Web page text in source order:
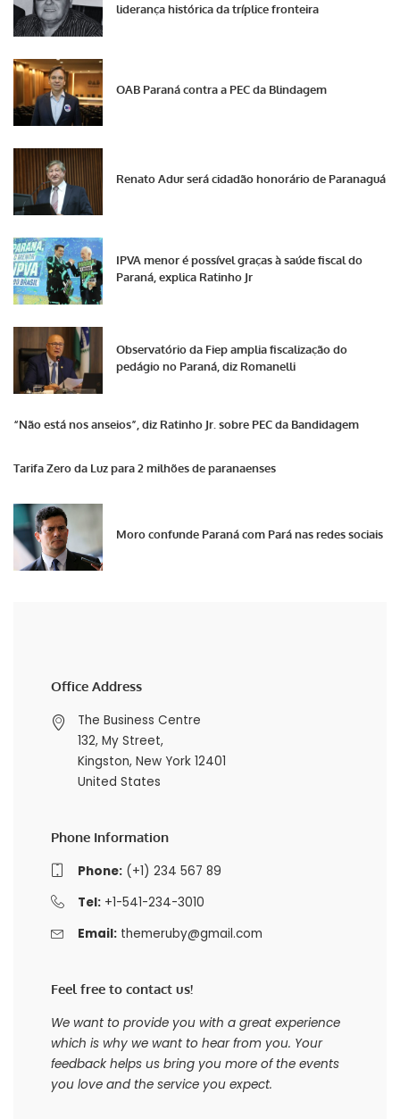
liderança histórica da tríplice fronteira
OAB Paraná contra a PEC da Blindagem
Renato Adur será cidadão honorário de Paranaguá
IPVA menor é possível graças à saúde fiscal do
Paraná, explica Ratinho Jr
Observatório da Fiep amplia fiscalização do
pedágio no Paraná, diz Romanelli
“Não está nos anseios”, diz Ratinho Jr. sobre PEC da Bandidagem
Tarifa Zero da Luz para 2 milhões de paranaenses
Moro confunde Paraná com Pará nas redes sociais
Office Address
The Business Centre
132, My Street,
Kingston, New York 12401
United States
Phone Information
Phone:(+1) 234 567 89
Tel:+1-541-234-3010
Email: themeruby@gmail.com
Feel free to contact us!
We want to provide you with a great experience
which is why we want to hear from you. Your
feedback helps us bring you more of the events
you love and the service you expect.